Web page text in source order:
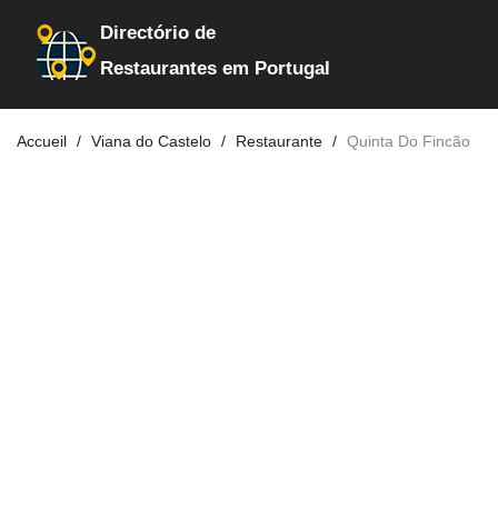
Directório de
Restaurantes em Portugal
Accueil Viana do Castelo Restaurante Quinta Do Fincão